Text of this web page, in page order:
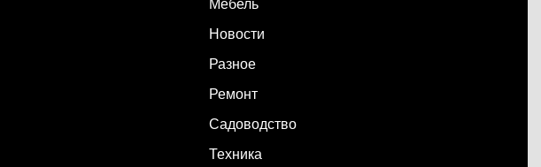
Новости
Разное
Ремонт
Садоводство
Техника